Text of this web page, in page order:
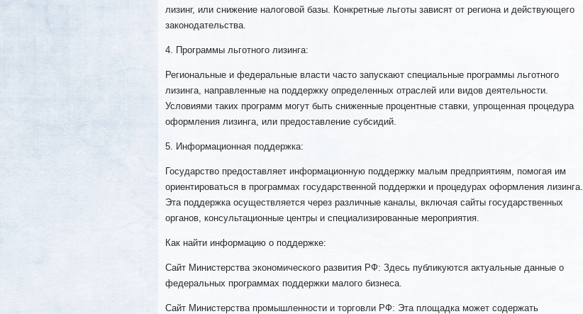
лизинг, или снижение налоговой базы. Конкретные льготы зависят от региона и действующего
законодательства.
4. Программы льготного лизинга:
Региональные и федеральные власти часто запускают специальные программы льготного
лизинга, направленные на поддержку определенных отраслей или видов деятельности.
Условиями таких программ могут быть сниженные процентные ставки, упрощенная процедура
оформления лизинга, или предоставление субсидий.
5. Информационная поддержка:
Государство предоставляет информационную поддержку малым предприятиям, помогая им
ориентироваться в программах государственной поддержки и процедурах оформления лизинга.
Эта поддержка осуществляется через различные каналы, включая сайты государственных
органов, консультационные центры и специализированные мероприятия.
Как найти информацию о поддержке:
Сайт Министерства экономического развития РФ: Здесь публикуются актуальные данные о
федеральных программах поддержки малого бизнеса.
Сайт Министерства промышленности и торговли РФ: Эта площадка может содержать